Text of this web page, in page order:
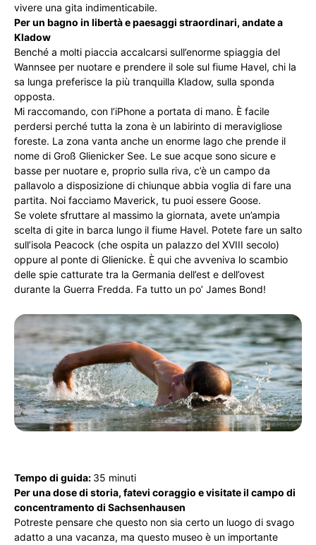
vivere una gita indimenticabile.
Per un bagno in libertà e paesaggi straordinari, andate a
Kladow
Benché a molti piaccia accalcarsi sull’enorme spiaggia del
Wannsee per nuotare e prendere il sole sul fiume Havel, chi la
sa lunga preferisce la più tranquilla Kladow, sulla sponda
opposta.
Mi raccomando, con l’iPhone a portata di mano. È facile
perdersi perché tutta la zona è un labirinto di meravigliose
foreste. La zona vanta anche un enorme lago che prende il
nome di Groß Glienicker See. Le sue acque sono sicure e
basse per nuotare e, proprio sulla riva, c’è un campo da
pallavolo a disposizione di chiunque abbia voglia di fare una
partita. Noi facciamo Maverick, tu puoi essere Goose.
Se volete sfruttare al massimo la giornata, avete un’ampia
scelta di gite in barca lungo il fiume Havel. Potete fare un salto
sull’isola Peacock (che ospita un palazzo del XVIII secolo)
oppure al ponte di Glienicke. È qui che avveniva lo scambio
delle spie catturate tra la Germania dell’est e dell’ovest
durante la Guerra Fredda. Fa tutto un po’ James Bond!
Tempo di guida: 35 minuti
Per una dose di storia, fatevi coraggio e visitate il campo di
concentramento di Sachsenhausen
Potreste pensare che questo non sia certo un luogo di svago
adatto a una vacanza, ma questo museo è un importante